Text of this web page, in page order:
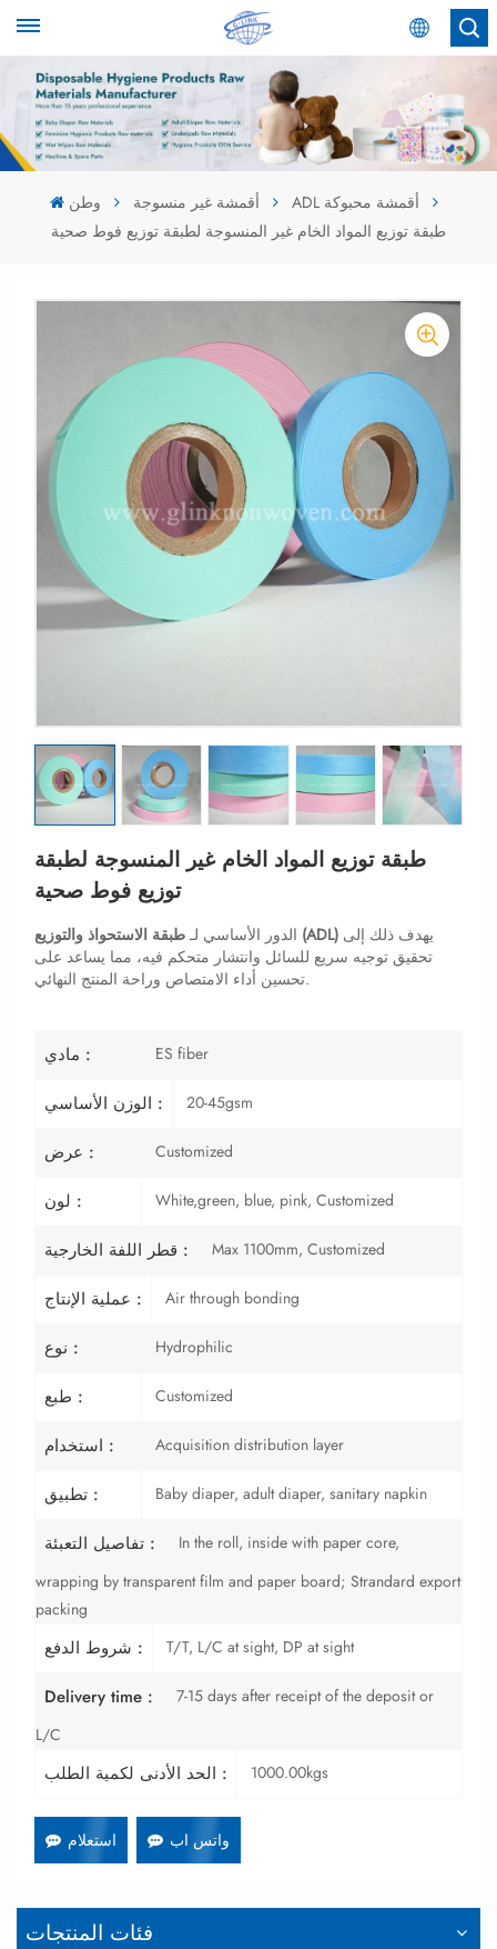
عربي
English
عربي
وطن أقمشة غير منسوجة
ADL أقمشة محبوكة
طبقة توزيع المواد الخام غير المنسوجة لطبقة توزيع فوط صحية
طبقة توزيع المواد الخام غير المنسوجة لطبقة
توزيع فوط صحية
الدور الأساسي لـ طبقة الاستحواذ والتوزيع (ADL) يهدف ذلك إلى
تحقيق توجيه سريع للسائل وانتشار متحكم فيه، مما يساعد على
تحسين أداء الامتصاص وراحة المنتج النهائي.
مادي : ES fiber
الوزن الأساسي : 20-45gsm
عرض : Customized
لون : White,green, blue, pink, Customized
قطر اللفة الخارجية : Max 1100mm, Customized
عملية الإنتاج : Air through bonding
نوع : Hydrophilic
طبع : Customized
استخدام : Acquisition distribution layer
تطبيق : Baby diaper, adult diaper, sanitary napkin
تفاصيل التعبئة :
In the roll, inside with paper core,
wrapping by transparent film and paper board; Strandard export
packing
شروط الدفع : T/T, L/C at sight, DP at sight
Delivery time :
7-15 days after receipt of the deposit or
L/C
الحد الأدنى لكمية الطلب : 1000.00kgs
استعلام واتس اب
فئات المنتجات